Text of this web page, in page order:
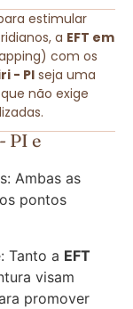
estimular
a EFT em
com os
- PI seja uma
não exige
PI e
Ambas as
pontos
Tanto a EFT
visam
promover